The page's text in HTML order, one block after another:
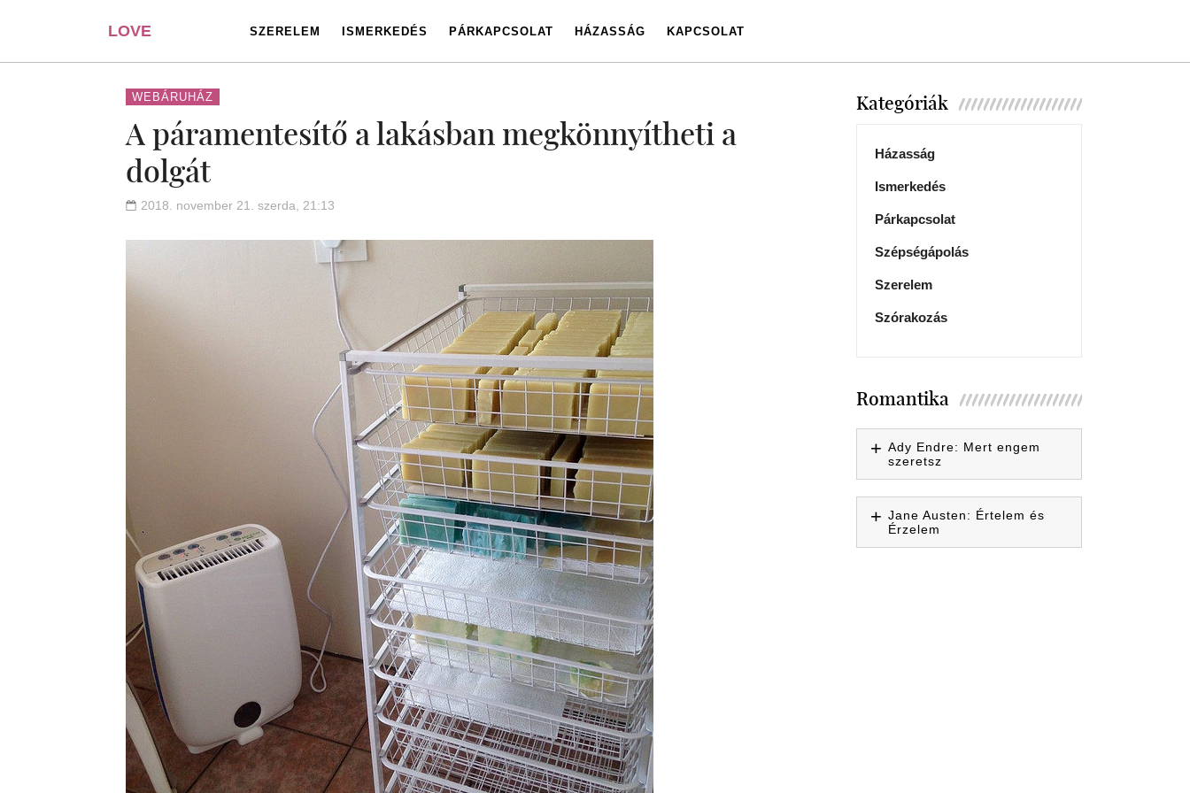
LOVE
PORTAL
SZERELEM ISMERKEDÉS PÁRKAPCSOLAT HÁZASSÁG KAPCSOLAT
WEBÁRUHÁZ
A páramentesítő a lakásban megkönnyítheti a
dolgát
2018. november 21. szerda, 21:13
Kategóriák
Házasság
Ismerkedés
Párkapcsolat
Szépségápolás
Szerelem
Szórakozás
Romantika
Ady Endre: Mert engem
szeretsz
Jane Austen: Értelem és
Érzelem